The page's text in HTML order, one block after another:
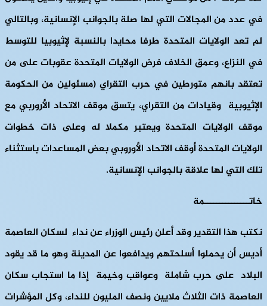
في عدد من المجالات التي لها صلة بالجوانب الإنسانية، وبالتالي
لم تعد الولايات المتحدة طرفا محايدا بالنسبة لإثيوبيا للتوسط
في النزاع، وعمق الخلاف فرض الولايات المتحدة عقوبات على من
تعتقد بانهم متورطين في حرب التقراي (مسئولين من الحكومة
الإثيوبية وقيادات من التقراي، يتسق موقف الاتحاد الأروربي مع
موقف الولايات المتحدة ويعتبر مكملا له وعلى ذات خطوات
الولايات المتحدة أوقف الاتحاد الأوروبي بعض المساعدات باستثناء
تلك التي لها علاقة بالجوانب الإنسانية.
خاتـــــــــــــــمة
نكتب هذا التقدير وقد أعلن رئيس الوزراء عن نداء لسكان العاصمة
أديس أن يحملوا أسلحتهم ويدافعوا عن المدينة وهو ما قد يقود
البلاد على حرب شاملة وعواقب وخيمة إذا ما استجاب سكان
العاصمة ذات الثلاث ملايين ونصف المليون للنداء، وكل المؤشرات